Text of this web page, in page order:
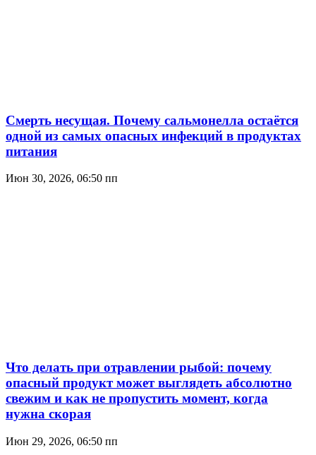
Смерть несущая. Почему сальмонелла остаётся
одной из самых опасных инфекций в продуктах
питания
Июн 30, 2026, 06:50 пп
Что делать при отравлении рыбой: почему
опасный продукт может выглядеть абсолютно
свежим и как не пропустить момент, когда
нужна скорая
Июн 29, 2026, 06:50 пп